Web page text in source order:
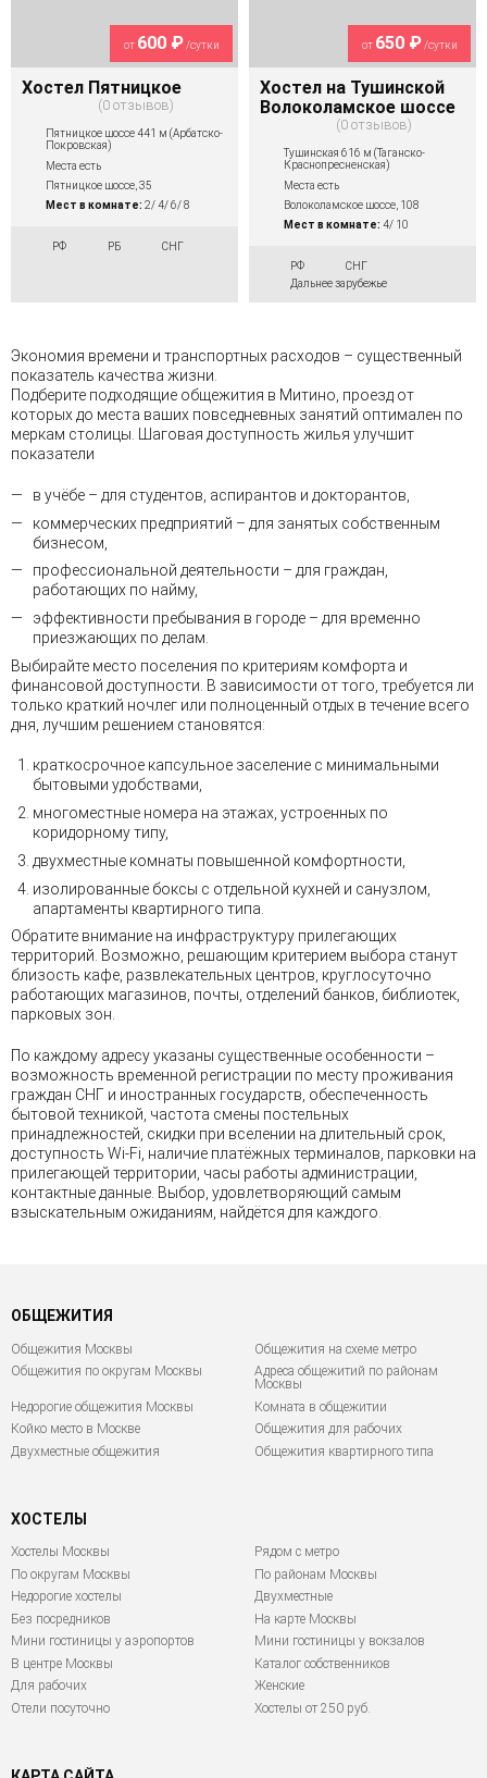
от 600 ₽/сутки
Хостел Пятницкое
0 отзывов
Пятницкое шоссе 441 м (Арбатско-
Покровская)
Места есть
Пятницкое шоссе, 35
Мест в комнате: 2/ 4/ 6/ 8
РФ РБ СНГ
от 650 ₽/сутки
Хостел на Тушинской
Волоколамское шоссе
0 отзывов
Тушинская 616 м (Таганско-
Краснопресненская)
Места есть
Волоколамское шоссе, 108
Мест в комнате: 4/ 10
РФ
СНГ
Дальнее зарубежье
Экономия времени и транспортных расходов – существенный
показатель качества жизни.
Подберите подходящие общежития в Митино, проезд от
которых до места ваших повседневных занятий оптимален по
меркам столицы. Шаговая доступность жилья улучшит
показатели
в учёбе – для студентов, аспирантов и докторантов,
коммерческих предприятий – для занятых собственным
бизнесом,
профессиональной деятельности – для граждан,
работающих по найму,
эффективности пребывания в городе – для временно
приезжающих по делам.
Выбирайте место поселения по критериям комфорта и
финансовой доступности. В зависимости от того, требуется ли
только краткий ночлег или полноценный отдых в течение всего
дня, лучшим решением становятся:
краткосрочное капсульное заселение с минимальными
бытовыми удобствами,
многоместные номера на этажах, устроенных по
коридорному типу,
двухместные комнаты повышенной комфортности,
изолированные боксы с отдельной кухней и санузлом,
апартаменты квартирного типа.
Обратите внимание на инфраструктуру прилегающих
территорий. Возможно, решающим критерием выбора станут
близость кафе, развлекательных центров, круглосуточно
работающих магазинов, почты, отделений банков, библиотек,
парковых зон.
По каждому адресу указаны существенные особенности –
возможность временной регистрации по месту проживания
граждан СНГ и иностранных государств, обеспеченность
бытовой техникой, частота смены постельных
принадлежностей, скидки при вселении на длительный срок,
доступность Wi-Fi, наличие платёжных терминалов, парковки на
прилегающей территории, часы работы администрации,
контактные данные. Выбор, удовлетворяющий самым
взыскательным ожиданиям, найдётся для каждого.
ОБЩЕЖИТИЯ
Общежития Москвы
Общежития на схеме метро
Общежития по округам Москвы
Адреса общежитий по районам
Москвы
Недорогие общежития Москвы
Комната в общежитии
Койко место в Москве
Общежития для рабочих
Двухместные общежития
Общежития квартирного типа
ХОСТЕЛЫ
Хостелы Москвы
По округам Москвы
Недорогие хостелы
Без посредников
Мини гостиницы у аэропортов
В центре Москвы
Для рабочих
Отели посуточно
Рядом с метро
По районам Москвы
Двухместные
На карте Москвы
Мини гостиницы у вокзалов
Каталог собственников
Женские
Хостелы от 250 руб.